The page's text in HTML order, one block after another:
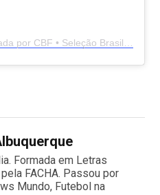
Uma publicação compartilhada por CBF • Seleção Brasileira de Futebol (@cbf_futebol)
Formada em Letras
FACHA. Passou por
Mundo, Futebol na